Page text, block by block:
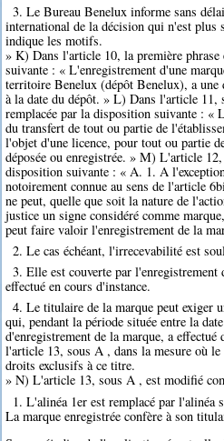
3. Le Bureau Benelux informe sans
international de la décision qui n'est plus
indique les motifs.
» K) Dans l'article 10, la première
suivante : « L'enregistrement d'une
territoire Benelux (dépôt Benelux), a une
à la date du dépôt. » L) Dans l'article 11,
remplacée par la disposition suivante : «
du transfert de tout ou partie de
l'objet d'une licence, pour tout ou partie
déposée ou enregistrée. » M) L'article
disposition suivante : « A. 1. A
notoirement connue au sens de l'article
ne peut, quelle que soit la nature de
justice un signe considéré comme
peut faire valoir l'enregistrement de la
2. Le cas échéant, l'irrecevabilité est
3. Elle est couverte par l'enregistrement
effectué en cours d'instance.
4. Le titulaire de la marque peut exiger
qui, pendant la période située entre la
d'enregistrement de la marque, a effectué
l'article 13, sous A , dans la mesure où
droits exclusifs à ce titre.
» N) L'article 13, sous A , est modifié
1. L'alinéa 1er est remplacé par l'alinéa
La marque enregistrée confère à son